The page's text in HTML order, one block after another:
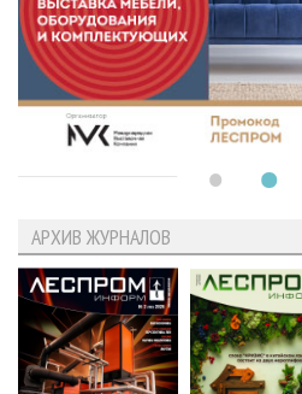
АРХИВ ЖУРНАЛОВ